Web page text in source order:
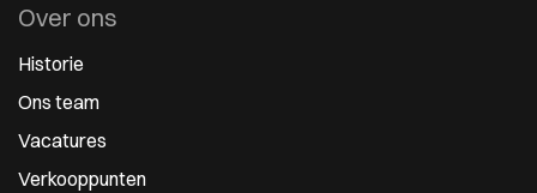
Over ons
Historie
Ons team
Vacatures
Verkooppunten